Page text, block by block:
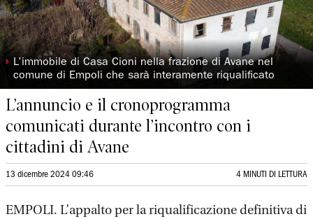
◗ L’immobile di Casa Cioni nella frazione di Avane nel
comune di Empoli che sarà interamente riqualificato
L’annuncio e il cronoprogramma
comunicati durante l’incontro con i
cittadini di Avane
13 dicembre 2024 09:46 4 MINUTI DI LETTURA
EMPOLI. L’appalto per la riqualificazione definitiva di